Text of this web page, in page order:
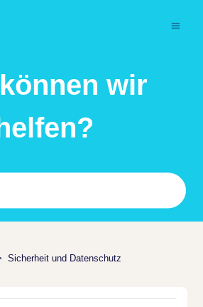
wir
helfen?
Sicherheit und Datenschutz